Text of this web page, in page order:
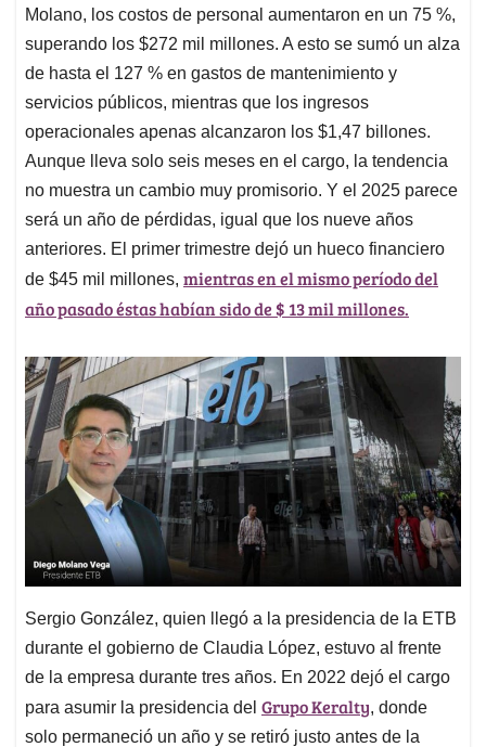
Molano, los costos de personal aumentaron en un 75 %,
superando los $272 mil millones. A esto se sumó un alza
de hasta el 127 % en gastos de mantenimiento y
servicios públicos, mientras que los ingresos
operacionales apenas alcanzaron los $1,47 billones.
Aunque lleva solo seis meses en el cargo, la tendencia
no muestra un cambio muy promisorio. Y el 2025 parece
será un año de pérdidas, igual que los nueve años
anteriores. El primer trimestre dejó un hueco financiero
de $45 mil millones, mientras en el mismo período del
año pasado éstas habían sido de $ 13 mil millones.
Sergio González, quien llegó a la presidencia de la ETB
durante el gobierno de Claudia López, estuvo al frente
de la empresa durante tres años. En 2022 dejó el cargo
para asumir la presidencia del Grupo Keralty, donde
solo permaneció un año y se retiró justo antes de la